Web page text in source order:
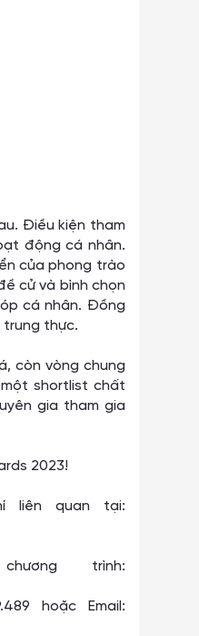
Điều kiện tham
động cá nhân.
của phong trào
cử và bình chọn
cá nhân. Đồng
trung thực.
còn vòng chung
shortlist chất
gia tham gia
2023!
liên quan tại:
trình:
hoặc Email: